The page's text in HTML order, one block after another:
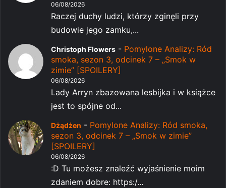
06/08/2026
Raczej duchy ludzi, którzy zginęli przy
budowie jego zamku,...
Christoph Flowers - Pomylone Analizy: Ród
smoka, sezon 3, odcinek 7 – „Smok w
zimie” [SPOILERY]
06/08/2026
Lady Arryn zbazowana lesbijka i w książce
jest to spójne od...
Dżądżen - Pomylone Analizy: Ród smoka,
sezon 3, odcinek 7 – „Smok w zimie”
[SPOILERY]
06/08/2026
:D Tu możesz znaleźć wyjaśnienie moim
zdaniem dobre: https:/...